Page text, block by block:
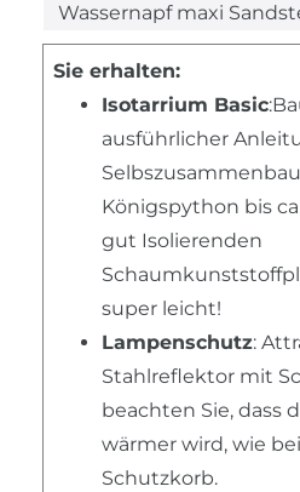
Sie erhalten:
Isotarrium Basic
ausführlicher
Königspython bis
gut Isolierenden
super leicht!
Lampenschutz:
Stahlreflektor mit
beachten Sie, dass
wärmer wird, wie
Schutzkorb.